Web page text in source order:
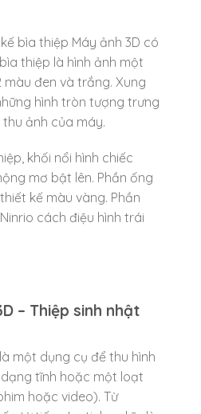
bìa thiệp Máy ảnh 3D có
thiệp là hình ảnh một
đen và trắng. Xung
hình tròn tượng trưng
ảnh của máy.
khối nổi hình chiếc
mơ bật lên. Phần ống
kế màu vàng. Phần
cách điệu hình trái
– Thiệp sinh nhật
một dụng cụ để thu hình
tĩnh hoặc một loạt
hoặc video). Từ